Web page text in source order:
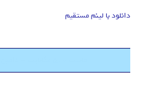
دانلود با لینم مستقیم